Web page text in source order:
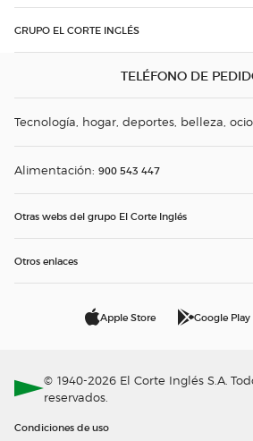
GRUPO EL CORTE INGLÉS
TELÉFONO DE
Tecnología, hogar, deportes, belleza,
Alimentación: 900 543 447
Otras webs del grupo El Corte Inglés
Otros enlaces
Apple Store Google Play
© 1940-2026 El Corte Inglés S.A.
reservados.
Condiciones de uso